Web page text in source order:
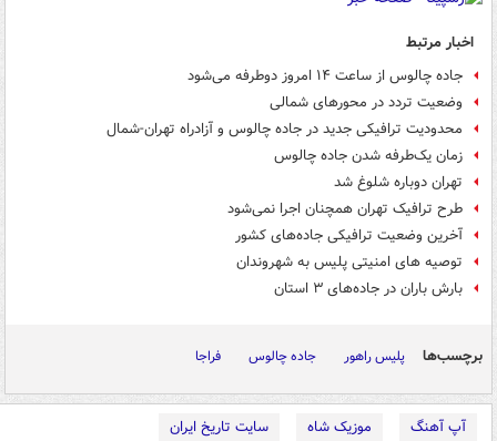
اخبار مرتبط
جاده چالوس از ساعت ۱۴ امروز دوطرفه می‌شود
وضعیت تردد در محورهای شمالی
محدودیت‌ ترافیکی جدید در جاده چالوس و آزادراه تهران-شمال
زمان یک‌طرفه شدن جاده چالوس
تهران دوباره شلوغ شد
طرح ترافیک تهران همچنان اجرا نمی‌شود
آخرین وضعیت ترافیکی جاده‌های کشور
توصیه‌ های امنیتی پلیس به شهروندان
بارش باران در جاده‌های ۳ استان
برچسب‌ها پلیس راهور جاده چالوس فراجا
آپ آهنگ موزیک شاه
سایت تاریخ ایران